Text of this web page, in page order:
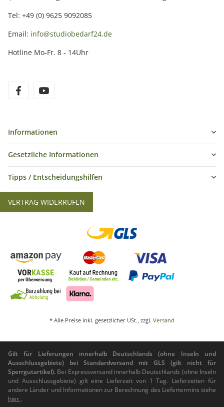
Tel: +49 (0) 9625 9092085
Email: info@studiobedarf24.de
Hotline Mo-Fr. 8 - 14Uhr
Informationen
Gesetzliche Informationen
Tipps / Entscheidungshilfen
VERTRAG WIDERRUFEN
* Alle Preise inkl. gesetzlicher USt., zzgl. Versand
Gilt für Lieferungen innerhalb Deutschlands (ohne Inseln und
Ausschlussgebiete) bei Standardversand mit GLS (gilt nicht für
Sperrgutartikel). Bei Expressversand innerhalb Deutschlands (ohne Inseln
und Ausschlussgebiete) gilt eine Lieferzeit von 1 Tag. Lieferzeiten für
andere Länder und Informationen zur Berechnung des Liefertermins siehe
hier .